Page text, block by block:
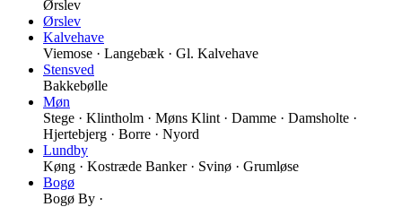
Ørslev
Ørslev
Kalvehave
Viemose · Langebæk · Gl. Kalvehave
Stensved
Bakkebølle
Møn
Stege · Klintholm · Møns Klint · Damme · Damsholte ·
Hjertebjerg · Borre · Nyord
Lundby
Køng · Kostræde Banker · Svinø · Grumløse
Bogø
Bogø By ·